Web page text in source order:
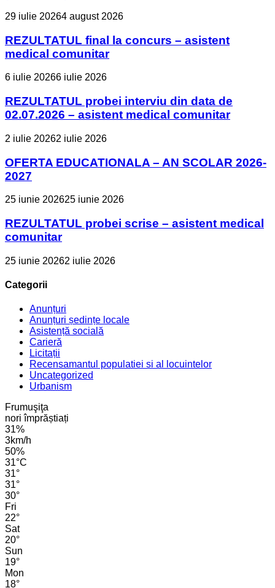
29 iulie 20264 august 2026
REZULTATUL final la concurs – asistent
medical comunitar
6 iulie 20266 iulie 2026
REZULTATUL probei interviu din data de
02.07.2026 – asistent medical comunitar
2 iulie 20262 iulie 2026
OFERTA EDUCATIONALA – AN SCOLAR 2026-
2027
25 iunie 202625 iunie 2026
REZULTATUL probei scrise – asistent medical
comunitar
25 iunie 20262 iulie 2026
Categorii
Anunțuri
Anunțuri ședințe locale
Asistență socială
Carieră
Licitații
Recensamantul populatiei si al locuintelor
Uncategorized
Urbanism
Frumuşiţa
nori împrăștiați
31%
3km/h
50%
31°C
31°
31°
30°
Fri
22°
Sat
20°
Sun
19°
Mon
18°